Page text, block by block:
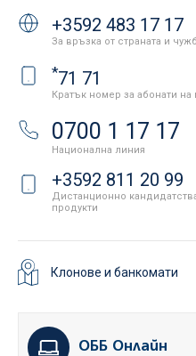
+3592 483 17 17
За връзка от страната и
*71 71
Кратък номер за абонати
0700 1 17 17
Национална линия
+3592 811 20 99
Дистанционно
продукти
Клонове и банкомати
ОББ Онлайн